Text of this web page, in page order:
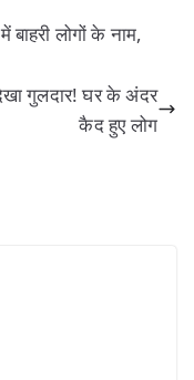
लोगों के नाम,
गुलदार! घर के अंदर
कैद हुए लोग